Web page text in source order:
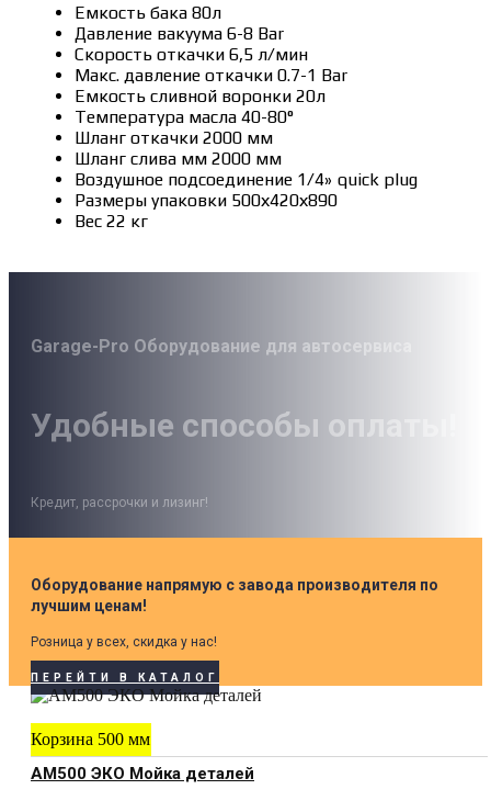
Емкость бака 80л
Давление вакуума 6-8 Bar
Скорость откачки 6,5 л/мин
Макс. давление откачки 0.7-1 Bar
Емкость сливной воронки 20л
Температура масла 40-80°
Шланг откачки 2000 мм
Шланг слива мм 2000 мм
Воздушное подсоединение 1/4» quick plug
Размеры упаковки 500х420х890
Вес 22 кг
Garage-Pro Оборудование для автосервиса
Удобные способы оплаты!
Кредит, рассрочки и лизинг!
Оборудование напрямую с завода производителя по
лучшим ценам!
Розница у всех, скидка у нас!
ПЕРЕЙТИ В КАТАЛОГ
Корзина 500 мм
АМ500 ЭКО Мойка деталей